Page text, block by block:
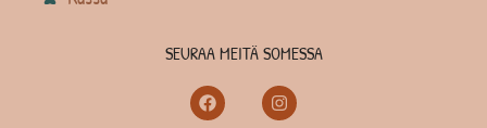
SEURAA MEITÄ SOMESSA